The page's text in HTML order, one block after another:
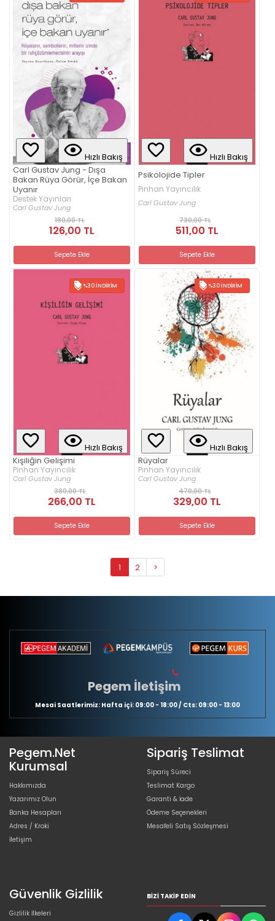
Hızlı Bakış
Carl Gustav Jung - Dışa
Bakan Rüya Görür, İçe Bakan
Uyanır
Destek Yayınları
Carl Gustav Jung
180,00 TL
126,00 TL
Sepete Ekle
Hızlı Bakış
Psikolojide Tipler
Pinhan Yayıncılık
Carl Gustav Jung
730,00 TL
511,00 TL
Sepete Ekle
%30 İNDIRIM
Hızlı Bakış
Kişiliğin Gelişimi
Pinhan Yayıncılık
Carl Gustav Jung
380,00 TL
266,00 TL
Sepete Ekle
%30 İNDIRIM
Hızlı Bakış
Rüyalar
Pinhan Yayıncılık
Carl Gustav Jung
470,00 TL
329,00 TL
Sepete Ekle
1 2 >
Pegem İletişim
Mesai Saatlerimiz: Hafta içi: 09:00 - 18:00 / Cts: 09:00 - 13:00
Pegem.Net
Kurumsal
Hakkımızda
Yazarımız Olun
Banka Hesapları
Adres / Kroki
İletişim
Sipariş Teslimat
Sipariş Süreci
Teslimat Kargo
Garanti & İade
Ödeme Seçenekleri
Mesafeli Satış Sözleşmesi
Güvenlik Gizlilik
Gizlilik İlkeleri
BIZI TAKIP EDIN